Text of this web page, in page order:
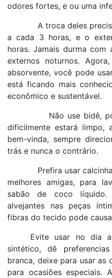
odores fortes, e ou uma
A troca deles
a cada 3 horas, e o
horas. Jamais durma com
externos noturnos.
absorvente, você pode
está ficando mais
econômico e sustentável.
Não use bidê,
dificilmente estará limpo,
bem-vinda, sempre
trás e nunca o contrário.
Prefira usar
melhores amigas, para
sabão de coco
alvejantes nas peças
fibras do tecido pode
Evite usar no dia
sintético, dê
branca, deixe para usar as
para ocasiões especiais.